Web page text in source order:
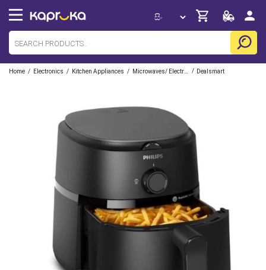
Home / Electronics / Kitchen Appliances / / Dealsmart